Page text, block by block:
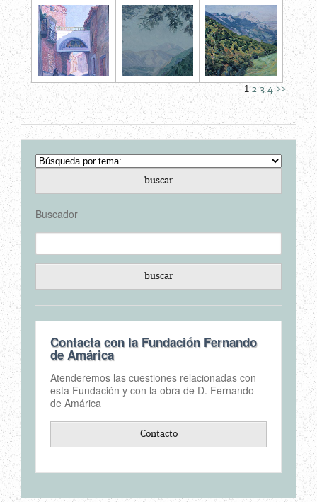
1 2 3 4 >>
Buscador
Contacta con la Fundación Fernando
de Amárica
Atenderemos las cuestiones relacionadas con
esta Fundación y con la obra de D. Fernando
de Amárica
Contacto